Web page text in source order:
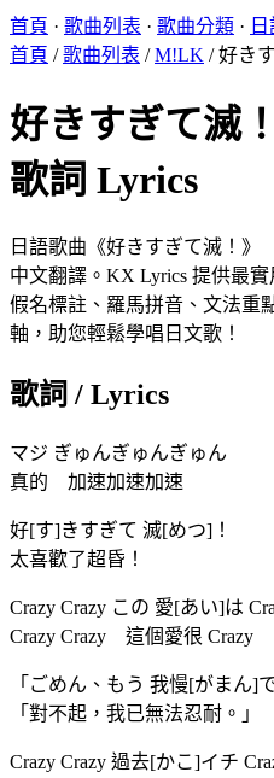
首頁 · 歌曲列表 · 歌曲分類 ·
首頁 /歌曲列表 /M!LK /好き
好きすぎて滅
歌詞 Lyrics
日語歌曲《好きすぎて滅！》
中文翻譯。KX Lyrics 提供最
假名標註、羅馬拼音、文法重
軸，助您輕鬆學唱日文歌！
歌詞 / Lyrics
マジ ぎゅんぎゅんぎゅん
真的 加速加速加速
好[す]きすぎて 滅[めつ]！
太喜歡了超昏！
Crazy Crazy この 愛[あい]は
Crazy Crazy 這個愛很 Crazy
「ごめん、もう 我慢[がまん]
「對不起，我已無法忍耐。」
Crazy Crazy 過去[かこ]イチ